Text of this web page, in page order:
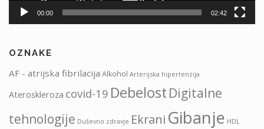
00:00 02:42
OZNAKE
AF - atrijska fibrilacija Alkohol Arterijska hipertenzija
Ateroskleroza covid-19 Debelost Digitalne
tehnologije Duševno zdravje Ekrani Gibanje HDL